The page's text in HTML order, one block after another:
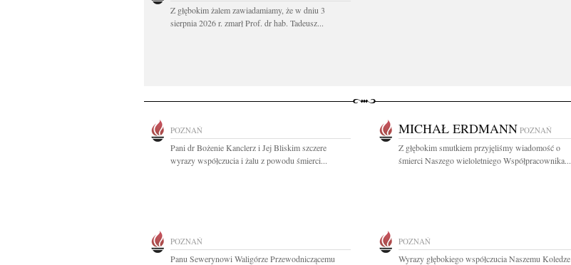
Z głębokim żalem zawiadamiamy, że w dniu 3
sierpnia 2026 r. zmarł Prof. dr hab. Tadeusz...
POZNAŃ
Pani dr Bożenie Kanclerz i Jej Bliskim szczere
wyrazy współczucia i żalu z powodu śmierci...
MICHAŁ ERDMANN POZNAŃ
Z głębokim smutkiem przyjęliśmy wiadomość o
śmierci Naszego wieloletniego Współpracownika...
POZNAŃ
Panu Sewerynowi Waligórze Przewodniczącemu
POZNAŃ
Wyrazy głębokiego współczucia Naszemu Koledze